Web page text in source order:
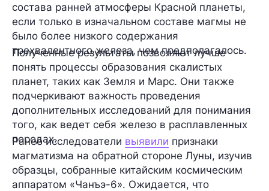
состава ранней атмосферы Красной планеты,
если только в изначальном составе магмы не
было более низкого содержания
трехвалентного железа, чем предполагалось.
Полученные результаты позволяют лучше
понять процессы образования скалистых
планет, таких как Земля и Марс. Они также
подчеркивают важность проведения
дополнительных исследований для понимания
того, как ведет себя железо в расплавленных
породах.
Ранее исследователи выявили признаки
магматизма на обратной стороне Луны, изучив
образцы, собранные китайским космическим
аппаратом «Чанъэ-6». Ожидается, что